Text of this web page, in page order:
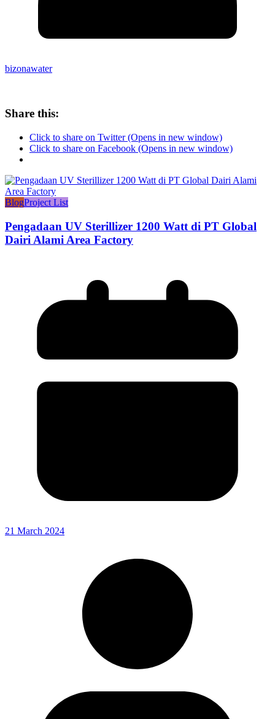
bizonawater
Share this:
Click to share on Twitter (Opens in new window)
Click to share on Facebook (Opens in new window)
BlogProject List
Pengadaan UV Sterillizer 1200 Watt di PT Global
Dairi Alami Area Factory
21 March 2024